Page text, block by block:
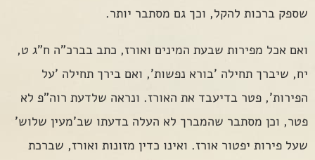
שספק ברכות להקל, וכך גם מסתבר יותר.
ואם אכל מפירות שבעת המינים ואורז, כתב בברכ"ה ח"ג ט,
יח, שיברך תחילה 'בורא נפשות', ואם בירך תחילה 'על
הפירות', פטר בדיעבד את האורז. ונראה שלדעת רוה"פ לא
פטר, וכן מסתבר שהמברך לא העלה בדעתו שב'מעין שלוש'
שעל פירות יפטור אורז. ואינו כדין מזונות ואורז, שברכת